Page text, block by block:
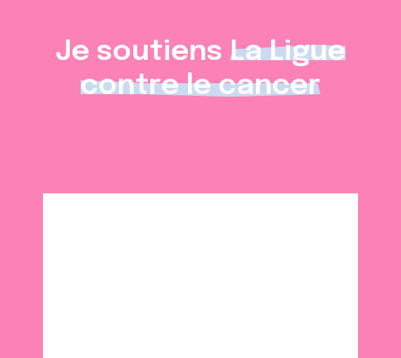
Je soutiens La Ligue
contre le cancer